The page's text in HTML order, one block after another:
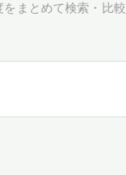
まとめて検索・比